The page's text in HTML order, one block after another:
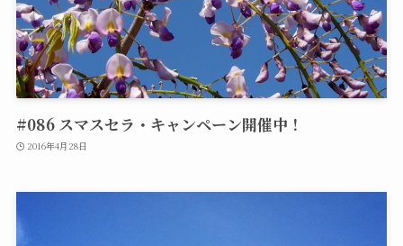
#086 スマスセラ・キャンペーン開催中！
2016年4月28日